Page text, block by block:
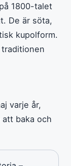
1800-talet
De är söta,
kupolform.
varje år,
baka och